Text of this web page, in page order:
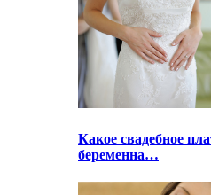
Какое свадебное
беременна…